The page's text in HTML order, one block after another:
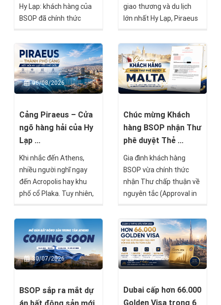
Hy Lạp: khách hàng của
BSOP đã chính thức
– Giấy xác nhận tạm thời
về hồ sơ cư trú – chỉ sau
16 ngày kể từ khi hồ sơ
được nộp tại Cơ quan Di
trú Hy Lạp.
giao thương và du lịch
lớn nhất Hy Lạp, Piraeus
những dự án nổi bật
hướng đến nhóm nhà
đầu tư tìm kiếm giá trị
bền vững mà BSOP sẽ
chính thức mở bán trong
06/08/2026
Cảng Piraeus – Cửa
ngõ hàng hải của Hy
Lạp ...
Khi nhắc đến Athens,
nhiều người nghĩ ngay
đến Acropolis hay khu
phố cổ Plaka. Tuy nhiên,
thành phố khoảng 20–30
phút di chuyển là Piraeus
– cảng biển lớn nhất Hy
Lạp, một trong những
trung tâm hàng hải quan
khu vực đang chuyển
mình mạnh mẽ nhờ sự
31/07/2026
Chúc mừng Khách
hàng BSOP nhận Thư
phê duyệt Thẻ ...
Gia đình khách hàng
BSOP vừa chính thức
nhận Thư chấp thuận về
nguyên tắc (Approval in
Malta theo chương trình
Malta Permanent
Residence Programme
(MPRP). Đây là cột mốc
quan trọng, đánh dấu
quá trình thẩm định (Due
Diligence) và chỉ còn một
30/07/2026
BSOP sắp ra mắt dự
21/07/2026
Dubai cấp hơn 66.000
Golden Visa trong 6